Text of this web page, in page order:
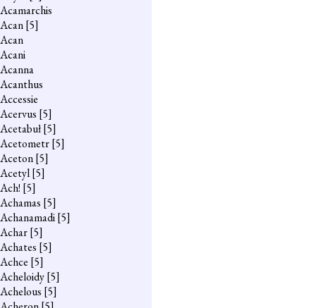
Acamarchis
Acan[5]
Acan
Acani
Acanna
Acanthus
Accessie
Acervus [5]
Acetabuł[5]
Acetometr[5]
Aceton[5]
Acetyl[5]
Ach! [5]
Achamas [5]
Achanamadi[5]
Achar[5]
Achates [5]
Achce [5]
Acheloidy[5]
Achelous [5]